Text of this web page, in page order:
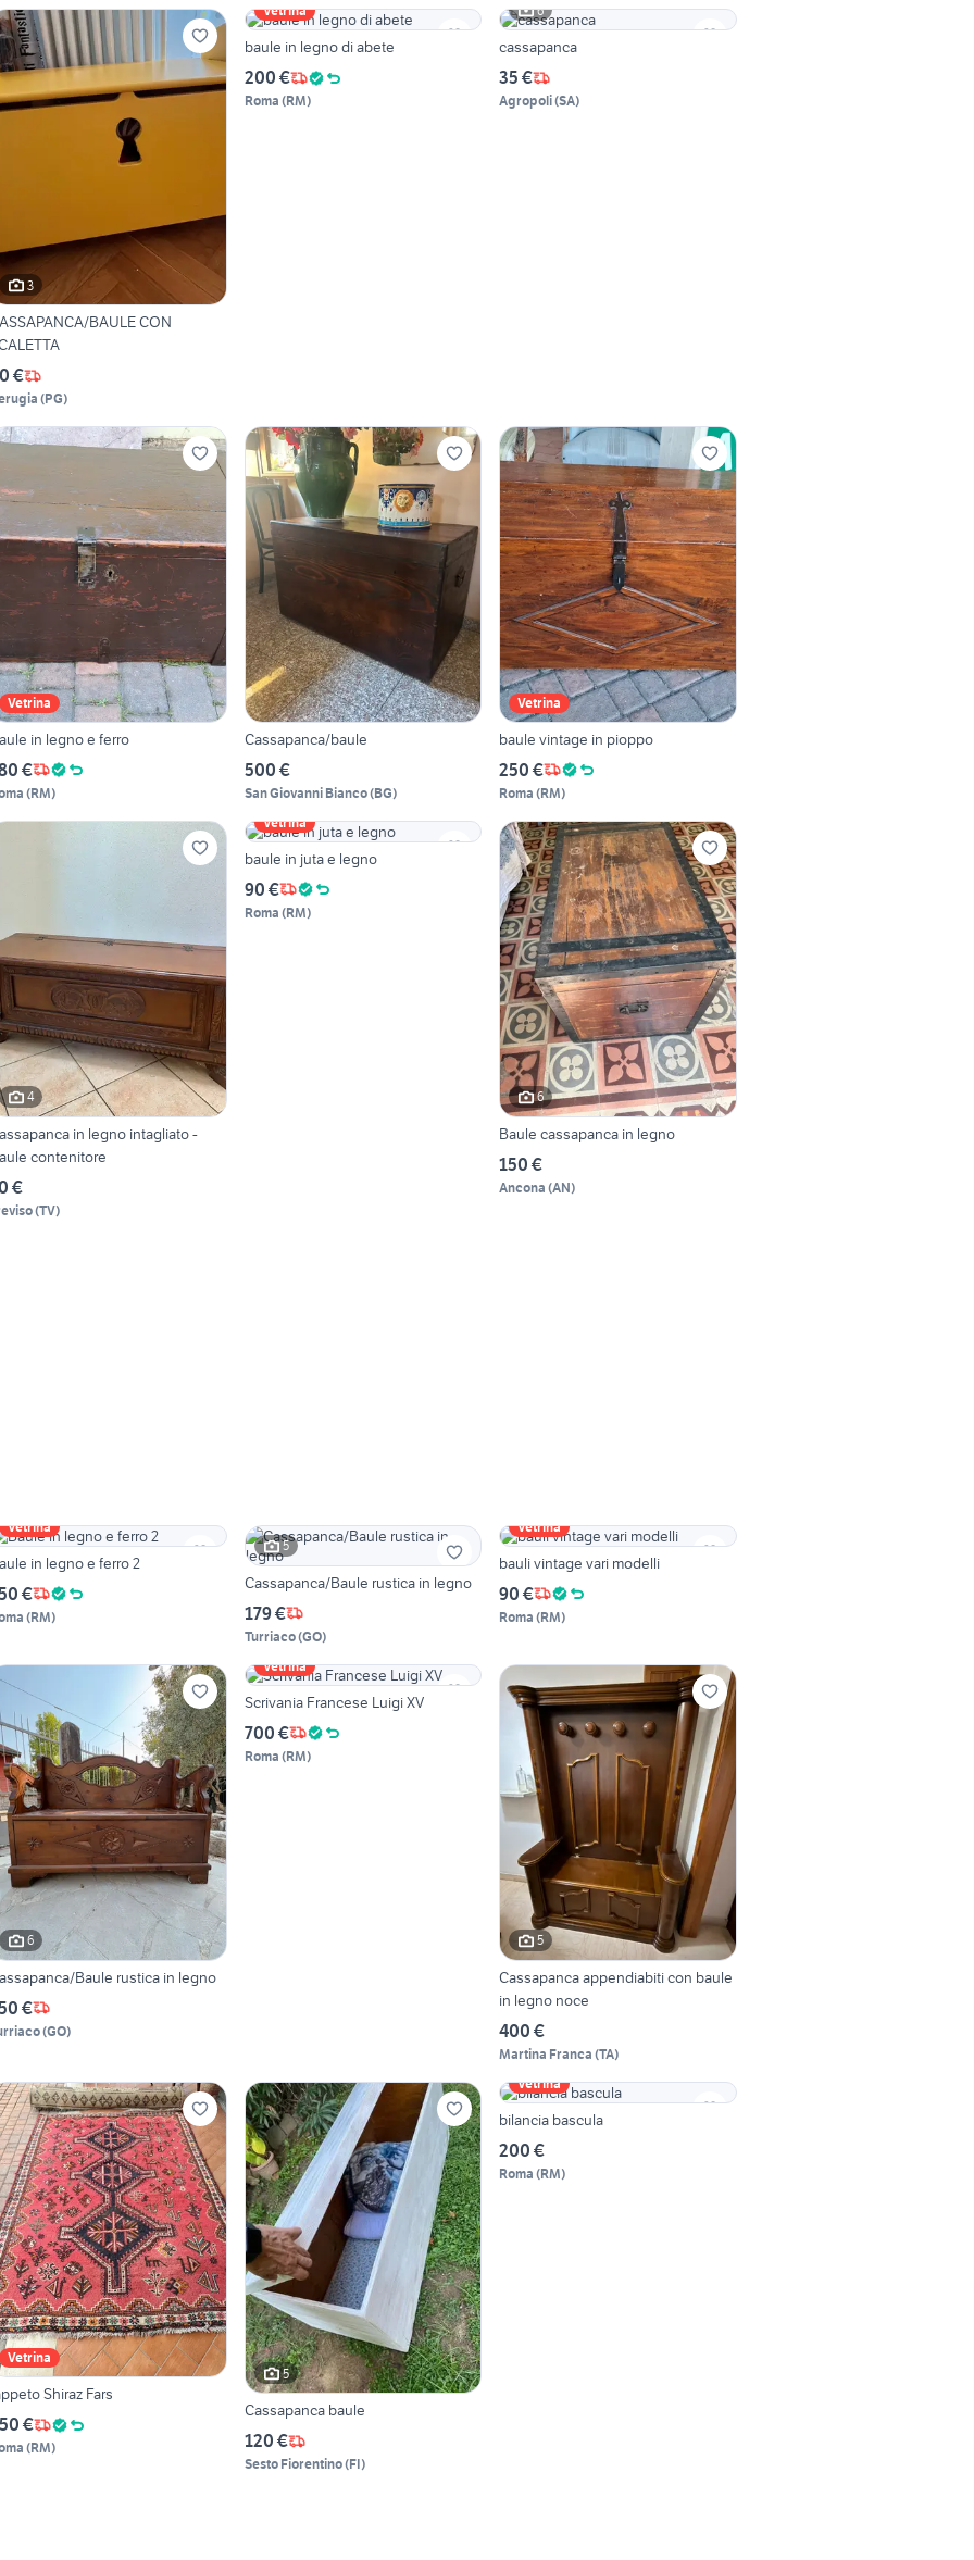
3
BAULE CON
€
(PG)
Vetrina
baule in legno di abete
200 €
Roma (RM)
6
cassapanca
35 €
Agropoli(SA)
Vetrina
Baule in legno e ferro
€
(RM)
Cassapanca/baule
500 €
San Giovanni Bianco(BG)
Vetrina
baule vintage in pioppo
250 €
Roma (RM)
4
in legno intagliato -
contenitore
€
(TV)
Vetrina
baule in juta e legno
90 €
Roma (RM)
6
Baule cassapanca in legno
150 €
Ancona (AN)
Vetrina
in legno e ferro 2
€
(RM)
5
Cassapanca/Baule rustica in legno
179 €
Turriaco(GO)
Vetrina
bauli vintage vari modelli
90 €
Roma (RM)
6
Baule rustica in legno
€
(GO)
Vetrina
Scrivania Francese Luigi XV
700 €
Roma (RM)
5
Cassapanca appendiabiti con baule
in legno noce
400 €
Martina Franca (TA)
Vetrina
Shiraz Fars
€
(RM)
5
Cassapanca baule
120 €
Sesto Fiorentino(FI)
Vetrina
bilancia bascula
200 €
Roma (RM)